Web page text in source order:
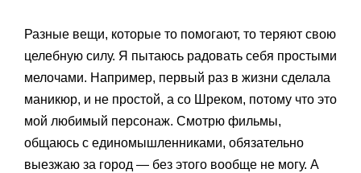
Разные вещи, которые то помогают, то теряют свою
целебную силу. Я пытаюсь радовать себя простыми
мелочами. Например, первый раз в жизни сделала
маникюр, и не простой, а со Шреком, потому что это
мой любимый персонаж. Смотрю фильмы,
общаюсь с единомышленниками, обязательно
выезжаю за город — без этого вообще не могу. А